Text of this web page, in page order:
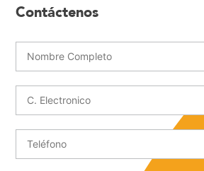
Contáctenos